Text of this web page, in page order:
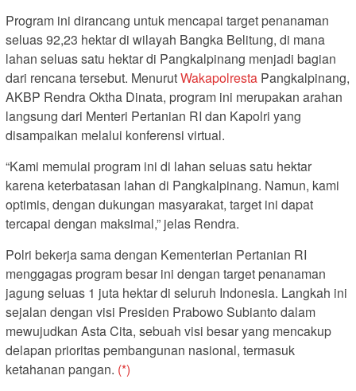
Program ini dirancang untuk mencapai target penanaman
seluas 92,23 hektar di wilayah Bangka Belitung, di mana
lahan seluas satu hektar di Pangkalpinang menjadi bagian
dari rencana tersebut. MenurutWakapolresta Pangkalpinang,
AKBP Rendra Oktha Dinata, program ini merupakan arahan
langsung dari Menteri Pertanian RI dan Kapolri yang
disampaikan melalui konferensi virtual.
“Kami memulai program ini di lahan seluas satu hektar
karena keterbatasan lahan di Pangkalpinang. Namun, kami
optimis, dengan dukungan masyarakat, target ini dapat
tercapai dengan maksimal,” jelas Rendra.
Polri bekerja sama dengan Kementerian Pertanian RI
menggagas program besar ini dengan target penanaman
jagung seluas 1 juta hektar di seluruh Indonesia. Langkah ini
sejalan dengan visi Presiden Prabowo Subianto dalam
mewujudkan Asta Cita, sebuah visi besar yang mencakup
delapan prioritas pembangunan nasional, termasuk
ketahanan pangan. (*)